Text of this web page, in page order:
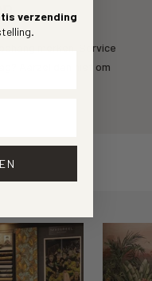
merken. Service
Aarzel dan niet om
verzending
.